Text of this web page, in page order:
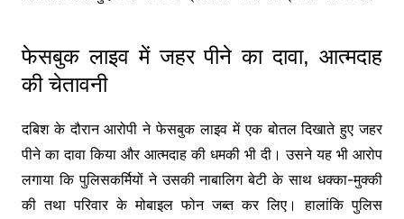
फेसबुक लाइव में जहर पीने का दावा, आत्मदाह
की चेतावनी
दबिश के दौरान आरोपी ने फेसबुक लाइव में एक बोतल दिखाते हुए जहर
पीने का दावा किया और आत्मदाह की धमकी भी दी। उसने यह भी आरोप
लगाया कि पुलिसकर्मियों ने उसकी नाबालिग बेटी के साथ धक्का-मुक्की
की तथा परिवार के मोबाइल फोन जब्त कर लिए। हालांकि पुलिस